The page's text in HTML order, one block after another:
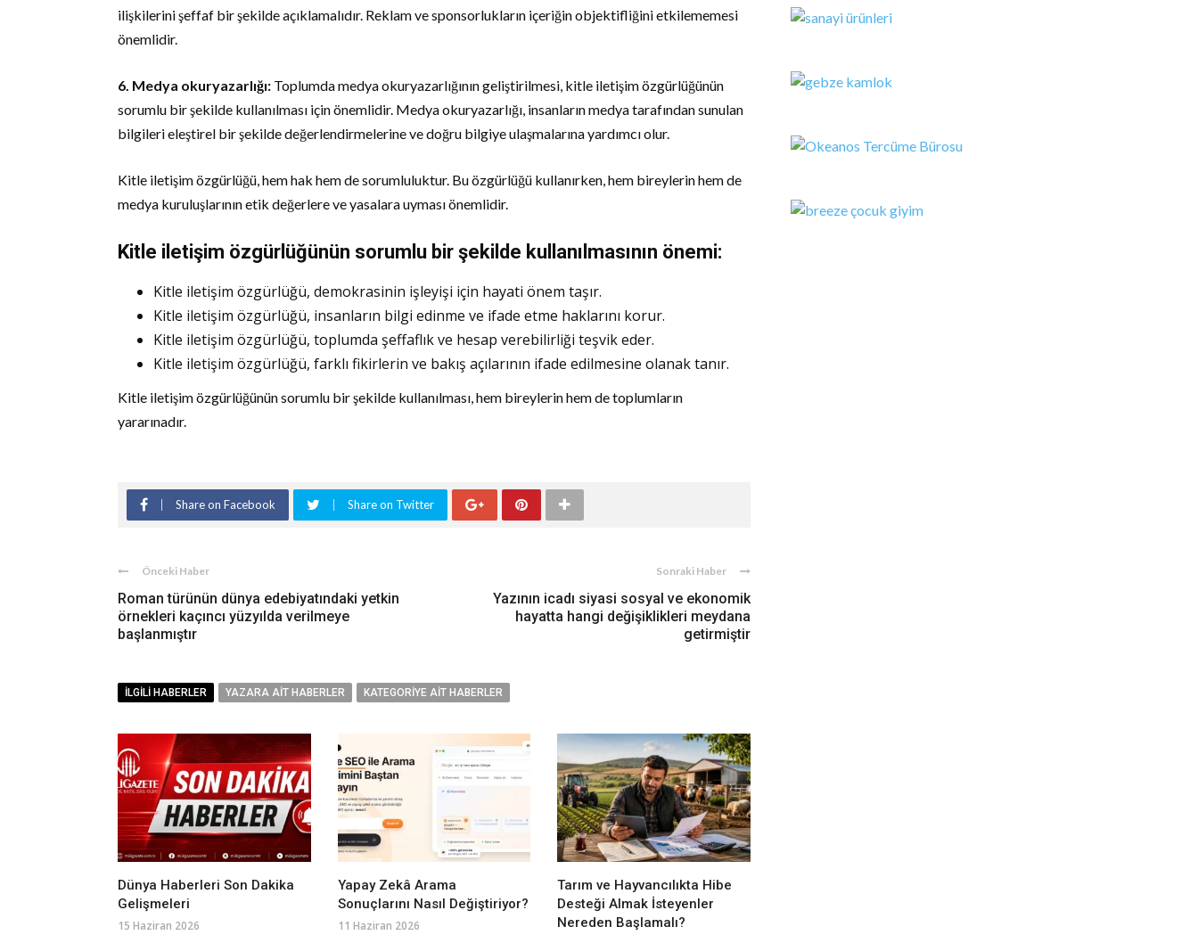
ilişkilerini şeffaf bir şekilde açıklamalıdır. Reklam ve sponsorlukların içeriğin objektifliğini etkilememesi
önemlidir.
6. Medya okuryazarlığı: Toplumda medya okuryazarlığının geliştirilmesi, kitle iletişim özgürlüğünün
sorumlu bir şekilde kullanılması için önemlidir. Medya okuryazarlığı, insanların medya tarafından sunulan
bilgileri eleştirel bir şekilde değerlendirmelerine ve doğru bilgiye ulaşmalarına yardımcı olur.
Kitle iletişim özgürlüğü, hem hak hem de sorumluluktur. Bu özgürlüğü kullanırken, hem bireylerin hem de
medya kuruluşlarının etik değerlere ve yasalara uyması önemlidir.
Kitle iletişim özgürlüğünün sorumlu bir şekilde kullanılmasının önemi:
Kitle iletişim özgürlüğü, demokrasinin işleyişi için hayati önem taşır.
Kitle iletişim özgürlüğü, insanların bilgi edinme ve ifade etme haklarını korur.
Kitle iletişim özgürlüğü, toplumda şeffaflık ve hesap verebilirliği teşvik eder.
Kitle iletişim özgürlüğü, farklı fikirlerin ve bakış açılarının ifade edilmesine olanak tanır.
Kitle iletişim özgürlüğünün sorumlu bir şekilde kullanılması, hem bireylerin hem de toplumların
yararınadır.
Share on Facebook Share on Twitter
Önceki Haber
Roman türünün dünya edebiyatındaki yetkin
örnekleri kaçıncı yüzyılda verilmeye
başlanmıştır
Sonraki Haber
Yazının icadı siyasi sosyal ve ekonomik
hayatta hangi değişiklikleri meydana
getirmiştir
İLGILI HABERLER YAZARA AIT HABERLER KATEGORIYE AIT HABERLER
Dünya Haberleri Son Dakika
Gelişmeleri
15 Haziran 2026
Yapay Zekâ Arama
Sonuçlarını Nasıl Değiştiriyor?
11 Haziran 2026
Tarım ve Hayvancılıkta Hibe
Desteği Almak İsteyenler
Nereden Başlamalı?